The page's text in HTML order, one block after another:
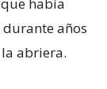
años
abriera.